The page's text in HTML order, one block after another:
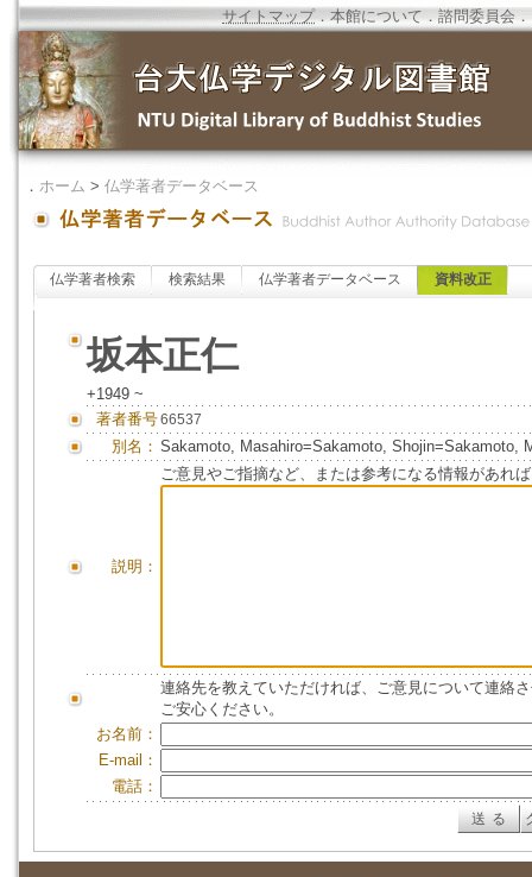
サイトマップ．本館について ．諮問委員会 ．
． ホーム > 仏学著者データベース
仏学著者検索 検索結果 仏学著者データベース 資料改正
坂本正仁
+1949 ~
著者番号66537
別名： Sakamoto, Masahiro=Sakamoto, Shojin=Sakamoto,
説明：
ご意見やご指摘など、または参考になる情報があれ
連絡先を教えていただければ、ご意見について連絡
ご安心ください。
お名前：
E-mail：
電話：